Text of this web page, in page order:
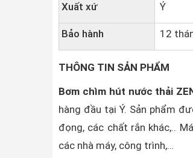
Xuất xứ Ý
Bảo hành 12
THÔNG TIN SẢN PHẨM
Bơm chìm hút nước thải
hàng đầu tại Ý. Sản phẩm
đọng, các chất rắn khác,..
các nhà máy, công trình,…